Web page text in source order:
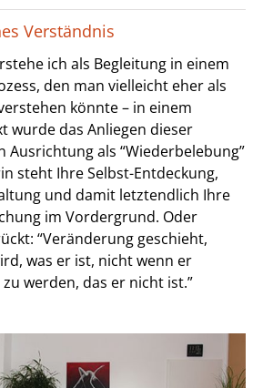
Verständnis
ich als Begleitung in einem
den man vielleicht eher als
könnte – in einem
wurde das Anliegen dieser
Ausrichtung als “Wiederbelebung”
steht Ihre Selbst-Entdeckung,
und damit letztendlich Ihre
im Vordergrund. Oder
“Veränderung geschieht,
was er ist, nicht wenn er
werden, das er nicht ist.”